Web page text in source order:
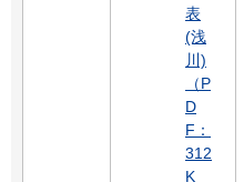
表
(浅
川)
（P
D
F：
312
K